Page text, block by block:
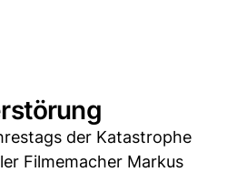
der Katastrophe
Filmemacher Markus